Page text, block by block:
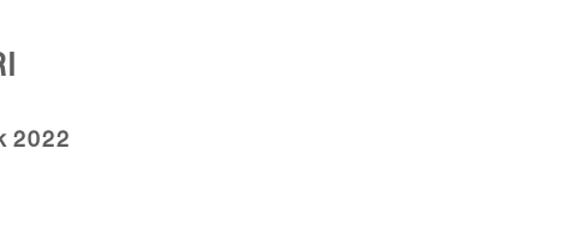
2022